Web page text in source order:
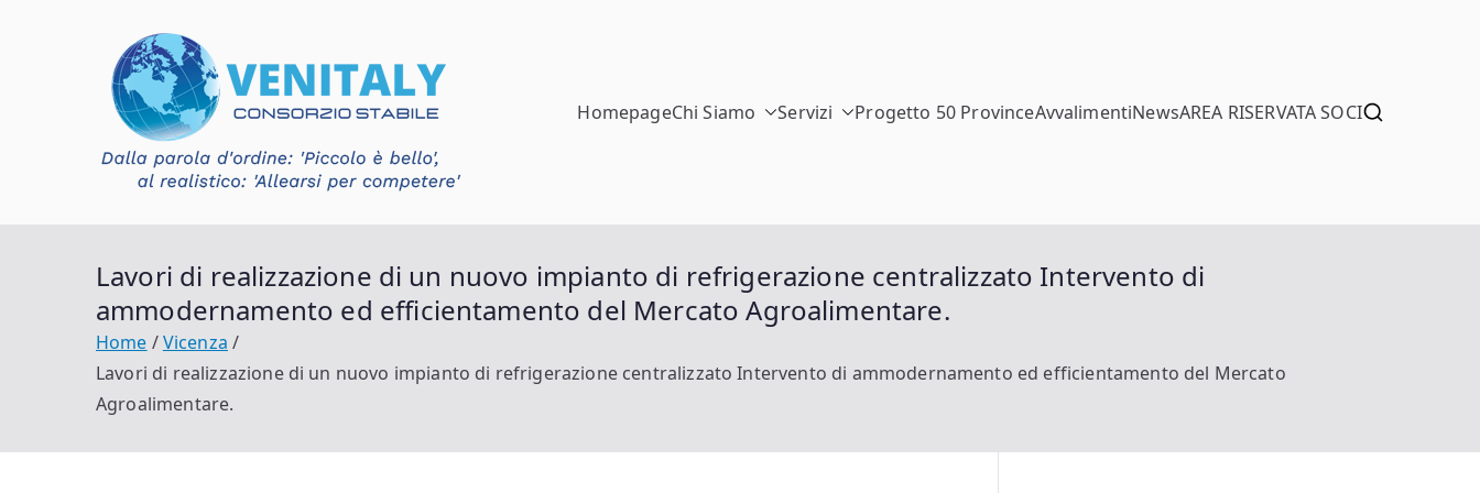
Venitaly
Consorzio Stabile Venitaly
HomepageChi Siamo Servizi Progetto 50 ProvinceAvvalimentiNewsAREA RISERVATA SOCI
Lavori di realizzazione di un nuovo impianto di refrigerazione centralizzato Intervento di
ammodernamento ed efficientamento del Mercato Agroalimentare.
Home
Vicenza
Lavori di realizzazione di un nuovo impianto di refrigerazione centralizzato Intervento di ammodernamento ed efficientamento del Mercato
Agroalimentare.